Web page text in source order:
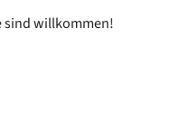
sind willkommen!